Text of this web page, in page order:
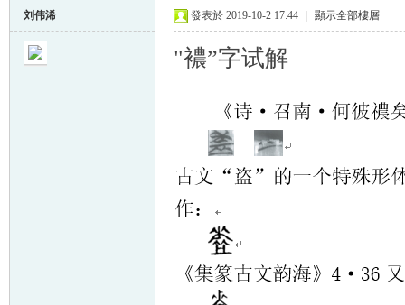
刘伟浠 發表於 2019-10-2 17:44 顯示全部樓層
"襛”字试解